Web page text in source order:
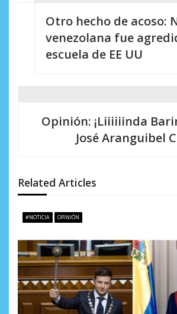
ó
n
d
e
e
n
t
Otro hecho de acoso:
venezolana fue
escuela de EE UU
Opinión: ¡Liiiiiinda
José Aranguibel
Related Articles
#NOTICIA OPINIÓN